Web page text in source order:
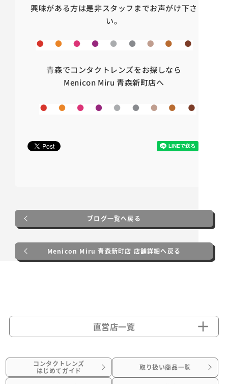
興味がある方は是非スタッフまでお声がけ下さ
い。
青森でコンタクトレンズをお探しなら
Menicon Miru 青森新町店へ
ブログ一覧へ戻る
Menicon Miru 青森新町店 店舗詳細へ戻る
直営店一覧
コンタクトレンズ
はじめてガイド 取り扱い商品一覧